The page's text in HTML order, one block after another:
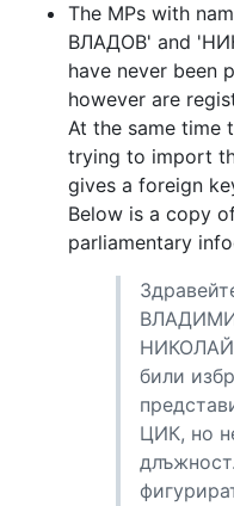
The MPs with
ВЛАДОВ' and
have never been
however are
At the same time
trying to import
gives a foreign
Below is a copy
parliamentary
били
ЦИК, но